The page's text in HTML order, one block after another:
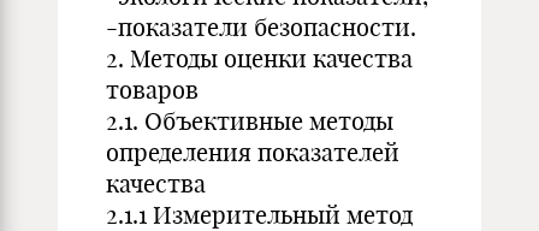
-показатели безопасности.
2. Методы оценки качества
товаров
2.1. Объективные методы
определения показателей
качества
2.1.1 Измерительный метод